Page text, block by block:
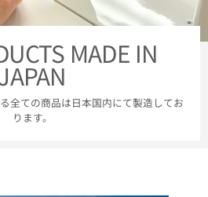
MADE IN
全ての商品は日本国内にて製造してお
ります。